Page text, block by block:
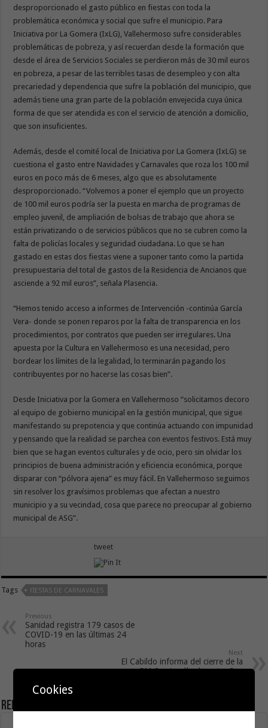
desproporcionado el gasto público en fiestas con toda la
problemática económica y social que sufre el municipio. Para
Iniciativa por La Gomera (IxLG), Vallehermoso sufre considerables
problemáticas de pobreza, y así recuerdan desde la formación que
desde el área de Servicios Sociales se perdieron más de 30 mil euros
en pobreza, a pesar de las terribles tasas de desempleo y con alta
precariedad y dependencia que sufre la población del municipio, que
además tiene una gran parte de la población envejecida cuya única
forma de que ser atendida es con el servicio de atención a domicilio,
que son insuficientes.
Además, desde el comité local de Iniciativa por La Gomera (IxLG) se
cuestiona el gasto entre Navidades y Carnavales que roza los 100 mil
euros en poco más de 6 meses, algo que es absolutamente
desproporcionado. “Volvemos a poner el ejemplo que un proyecto
de 100 mil euros podría ser la puesta en marcha de programas de
empleo juvenil, de ampliación de bolsas de trabajo que ahora se
están privatizando o de servicios públicos que no se cubren como la
falta de policías locales y seguridad ciudadana. Lo que se han
gastado en estas dos fiestas viene a suponer tanto como la partida
presupuestaria del total de gastos de la Residencia de Ancianos que
asciende a 92 mil euros”, señala Plasencia.
“Hemos tenido acceso a informes de Intervención -continúa García
Vera- donde se ponen reparos por la falta de transparencia en los
procedimientos, por contratos que pueden ser irregulares. Una
apuesta por la Cultura en Vallehermoso es una necesidad, pero
bordear los límites de la legalidad, lo terminarán pagando los
contribuyentes por no hacerse las cosas bien”.
Desde Iniciativa por la Gomera en Vallehermoso “solicitamos decoro
al equipo de gobierno municipal en la gestión municipal, que sigue
manifestando su prepotencia y que continúa actuando con impunidad
y pensando que la realidad se parchea con eventos festivos. Está muy
bien que se hagan eventos culturales y de ocio, pero sin olvidar los
principios de buena administración y eficiencia económica, porque
disparar con “pólvora ajena” es muy fácil. En Vallehermoso seguimos
sin resolver los gravísimos problemas que afectan a nuestro
municipio y a su vecindad, cosa que parece no preocupar al gobierno
municipal de ASG”.
tweet
Tags FIESTAS DE CARNAVALES
Previous
Sanidad registra 179 casos de
COVID-19 en las últimas 24
horas
Next
El Cabildo informa del cierre de la
GM-2 este sábado entre San
Related Articles
Cookies